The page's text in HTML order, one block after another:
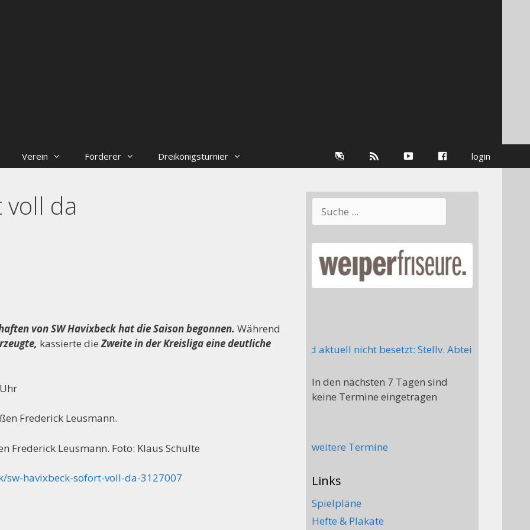
Verein Förderer Dreikönigsturnier login
Facebook
youtube
Galerie
voll da
von SW Havixbeck hat die Saison begonnen. Während
kassierte dieZweite in der Kreisliga eine deutliche
Frederick Leusmann. Foto: Klaus Schulte
havixbeck-sofort-voll-da-3127007
der Handballabteilung sucht Mitstreiter, folgende Posten sind aktuell nicht besetzt: Stellv. Abteilungsleiter
In den nächsten 7 Tagen sind
keine Termine eingetragen
weitere Termine
Links
Spielpläne
Hefte & Plakate